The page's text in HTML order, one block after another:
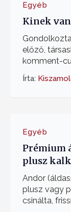
Egyéb
Kinek
előző,
komment-
Írta:
Egyéb
Prémium
plusz
Andor
plusz vagy
csinálta,